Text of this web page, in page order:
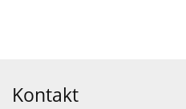
Kontakt